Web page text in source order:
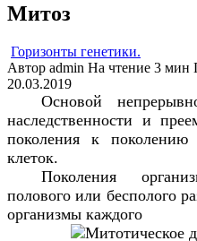
Митоз
Горизонты генетики.
Автор admin На чтение 3 мин
20.03.2019
Основой
наследственности и
поколения к поколению
клеток.
Поколения
полового или бесполого
организмы каждого